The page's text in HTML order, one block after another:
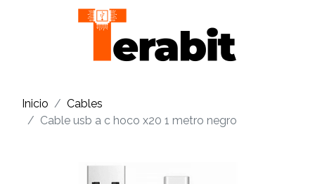
Inicio
Cables
Cable usb a c hoco x20 1 metro negro